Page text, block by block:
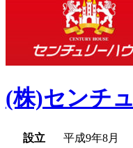
(株)センチ
設立
平成9年8月